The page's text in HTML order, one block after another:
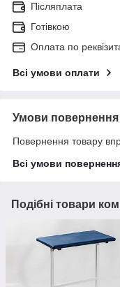
Післяплата
Готівкою
Оплата по
Всі умови оплати
Умови повернення
Повернення товару
Всі умови
Подібні товари